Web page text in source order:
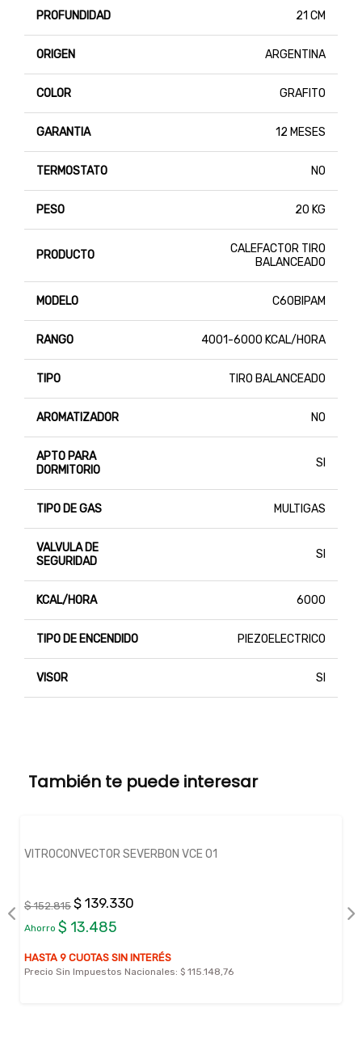
PROFUNDIDAD 21 CM
ORIGEN ARGENTINA
COLOR GRAFITO
GARANTIA 12 MESES
TERMOSTATO NO
PESO 20 KG
PRODUCTO
CALEFACTOR TIRO
BALANCEADO
MODELO C60BIPAM
RANGO 4001-6000 KCAL/HORA
TIPO TIRO BALANCEADO
AROMATIZADOR NO
APTO PARA
DORMITORIO
SI
TIPO DE GAS MULTIGAS
VALVULA DE
SEGURIDAD
SI
KCAL/HORA 6000
TIPO DE ENCENDIDO PIEZOELECTRICO
VISOR SI
También te puede interesar
VITROCONVECTOR SEVERBON VCE 01
$ 152.815 $ 139.330
Ahorro $ 13.485
HASTA 9 CUOTAS SIN INTERÉS
Precio Sin Impuestos Nacionales: $ 115.148,76